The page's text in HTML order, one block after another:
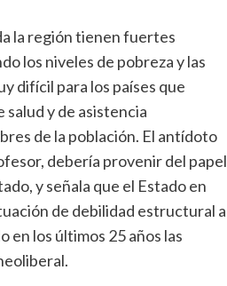
la región tienen fuertes
los niveles de pobreza y las
difícil para los países que
salud y de asistencia
de la población. El antídoto
debería provenir del papel
y señala que el Estado en
de debilidad estructural a
en los últimos 25 años las